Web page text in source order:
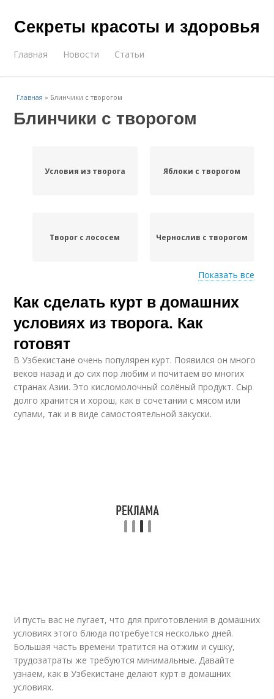
Секреты красоты и здоровья
Главная Новости Статьи
Главная » Блинчики с творогом
Блинчики с творогом
Условия из творога Яблоки с творогом
Творог с лососем Чернослив с творогом
Бутерброды с
творогом
Салат с творогом
Плацинда с творогом Рулетики с творогом
Показать все
Как сделать курт в домашних
условиях из творога. Как
готовят
В Узбекистане очень популярен курт. Появился он много
веков назад и до сих пор любим и почитаем во многих
странах Азии. Это кисломолочный солёный продукт. Сыр
долго хранится и хорош, как в сочетании с мясом или
супами, так и в виде самостоятельной закуски.
И пусть вас не пугает, что для приготовления в домашних
условиях этого блюда потребуется несколько дней.
Большая часть времени тратится на отжим и сушку,
трудозатраты же требуются минимальные. Давайте
узнаем, как в Узбекистане делают курт в домашних
условиях.